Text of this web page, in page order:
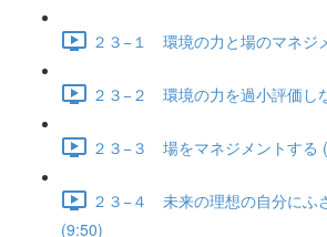
２３−１ 環境の力と場のマネジ
２３−２ 環境の力を過小評価し
２３−３ 場をマネジメントする
２３−４ 未来の理想の自分にふ
(9:50)